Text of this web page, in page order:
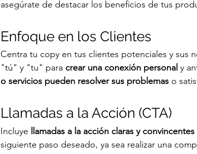
asegúrate de destacar los beneficios de tus
Enfoque en los Clientes
Centra tu copy en tus clientes potenciales y sus
"tú" y "tu" para crear una conexión personal y
o servicios pueden resolver sus problemas o
Llamadas a la Acción (CTA)
Incluye llamadas a la acción claras y convincentes
siguiente paso deseado, ya sea realizar una